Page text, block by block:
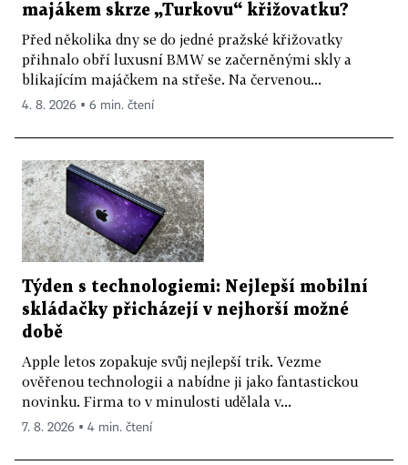
majákem skrze „Turkovu“ křižovatku?
Před několika dny se do jedné pražské křižovatky
přihnalo obří luxusní BMW se začerněnými skly a
blikajícím majáčkem na střeše. Na červenou...
4. 8. 2026 ▪ 6 min. čtení
Týden s technologiemi: Nejlepší mobilní
skládačky přicházejí v nejhorší možné
době
Apple letos zopakuje svůj nejlepší trik. Vezme
ověřenou technologii a nabídne ji jako fantastickou
novinku. Firma to v minulosti udělala v...
7. 8. 2026 ▪ 4 min. čtení